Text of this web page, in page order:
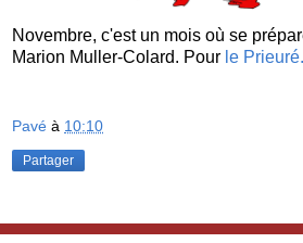
Novembre, c'est un mois où se
Marion Muller-Colard. Pour le
Pavé à 10:10
Partager